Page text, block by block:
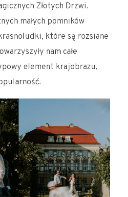
Złotych Drzwi.
małych pomników
które są rozsiane
nam całe
element krajobrazu,